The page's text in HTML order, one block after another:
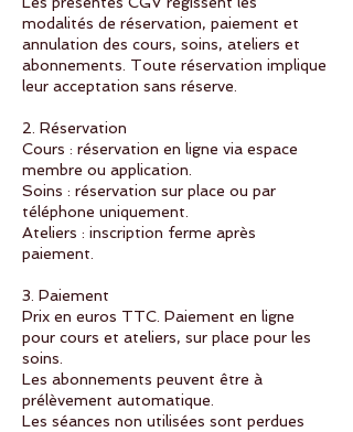
modalités de réservation, paiement et
annulation des cours, soins, ateliers et
abonnements. Toute réservation implique
leur acceptation sans réserve.
2. Réservation
Cours : réservation en ligne via espace
membre ou application.
Soins : réservation sur place ou par
téléphone uniquement.
Ateliers : inscription ferme après
paiement.
3. Paiement
Prix en euros TTC. Paiement en ligne
pour cours et ateliers, sur place pour les
soins.
Les abonnements peuvent être à
prélèvement automatique.
Les séances non utilisées sont perdues